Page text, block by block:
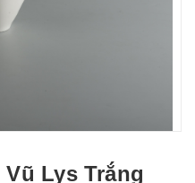
Lys Trắng